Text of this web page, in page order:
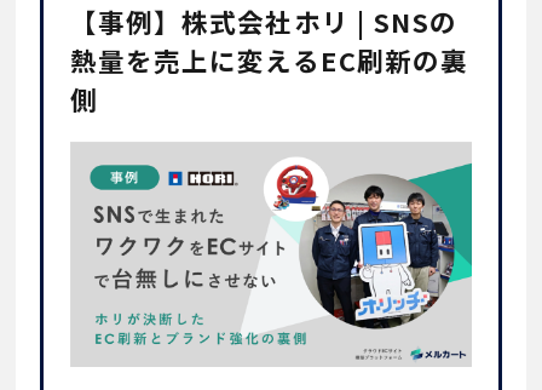
【事例】株式会社ホリ | SNSの
熱量を売上に変えるEC刷新の裏
側